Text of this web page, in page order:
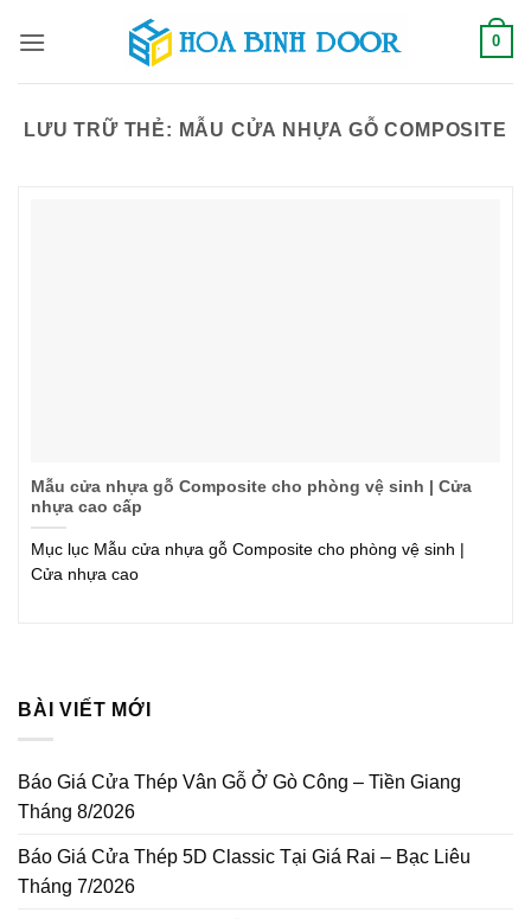
qua
0
LƯU TRỮ THẺ: MẪU CỬA NHỰA GỖ COMPOSITE
Mẫu cửa nhựa gỗ Composite cho phòng vệ sinh | Cửa
nhựa cao cấp
Mục lục Mẫu cửa nhựa gỗ Composite cho phòng vệ sinh |
Cửa nhựa cao
BÀI VIẾT MỚI
Báo Giá Cửa Thép Vân Gỗ Ở Gò Công – Tiền Giang
Tháng 8/2026
Báo Giá Cửa Thép 5D Classic Tại Giá Rai – Bạc Liêu
Tháng 7/2026